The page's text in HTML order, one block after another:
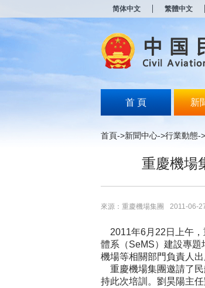
简体中文 繁體中文
首 頁 新
首頁->新聞中心->行業動態->
重慶機場
來源：重慶機場集團 2011-06-
2011年6月22日上午，
體系（SeMS）建設專
機場等相關部門負責人出
重慶機場集團邀請了民
持此次培訓。劉昊陽主
打
无
障